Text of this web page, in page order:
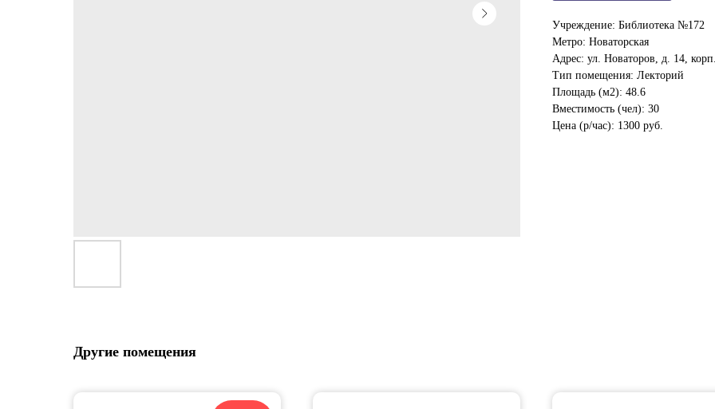
Учреждение: Библиотека №172
Метро: Новаторская
Адрес: ул. Новаторов, д. 14,
Тип помещения: Лекторий
Площадь (м2): 48.6
Вместимость (чел): 30
Цена (р/час): 1300 руб.
Другие помещения